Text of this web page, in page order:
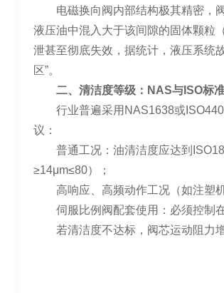
电磁换向阀内部结构极其精密，
液压油中混入大于该间隙的固体颗粒
泄甚至彻底失效，据统计，液压系统
区”。
二、清洁度等级：NAS与ISO标
行业普遍采用NAS1638或
议：
普通工况：油清洁度应达到
≥14μm≤80）；
高响应、高频动作工况（如注塑
伺服比例阀配套使用：必须控制
若清洁度不达标，阀芯运动阻力